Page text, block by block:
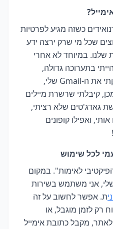
כשזה מגיע לפרטיות
שכל מי שרק ירצה ידע
שלנו. במיוחד לא אחרי
בתערוכה גדולה,
מילאתי טופס הרשמה, סיפקתי את ה-Gmail שלי,
קיבלתי שרשרת מיילים
גאדג'טים שלא רציתי,
ואפילו קופונים
לכל שימוש
לאימות". במקום
אני משתמש בשירות
ת. אפשר לחשוב על זה
רק לזמן מוגבל, או
מקבל כתובת אימייל